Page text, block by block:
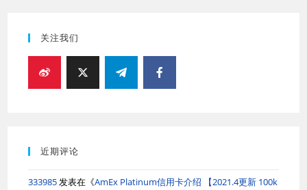
关注我们
近期评论
333985发表在《AmEx Platinum信用卡介绍 【2021.4更新 100k